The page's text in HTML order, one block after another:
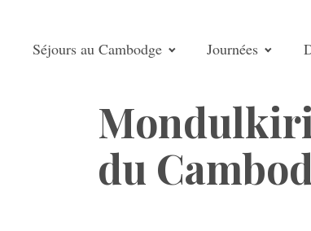
Séjours au Cambodge Journées
Mondulkiri
du